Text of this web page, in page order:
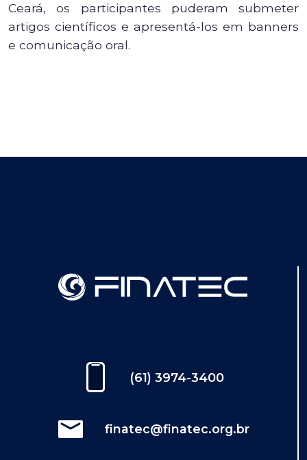
Ceará, os participantes puderam submeter
artigos científicos e apresentá-los em banners
e comunicação oral.
(61) 3974-3400
finatec@finatec.org.br